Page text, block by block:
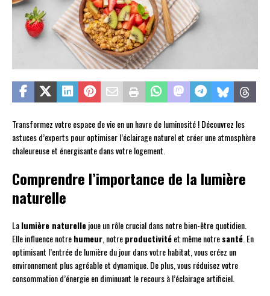
Transformez votre espace de vie en un havre de luminosité ! Découvrez les
astuces d’experts pour optimiser l’éclairage naturel et créer une atmosphère
chaleureuse et énergisante dans votre logement.
Comprendre l’importance de la lumière
naturelle
Lalumière naturellejoue un rôle crucial dans notre bien-être quotidien.
Elle influence notrehumeur , notreproductivitéet même notresanté . En
optimisant l’entrée de lumière du jour dans votre habitat, vous créez un
environnement plus agréable et dynamique. De plus, vous réduisez votre
consommation d’énergie en diminuant le recours à l’éclairage artificiel.